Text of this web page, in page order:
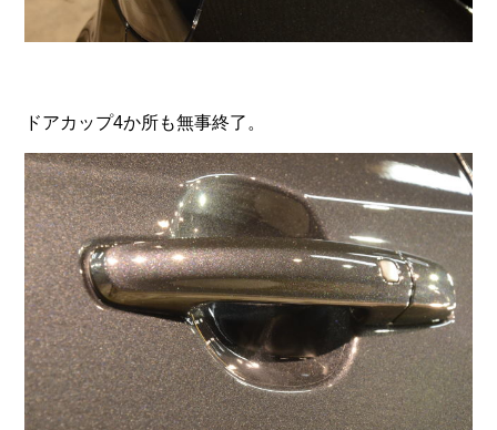
ドアカップ4か所も無事終了。